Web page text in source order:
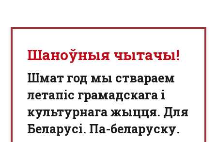
Шаноўныя чытачы!
Шмат год мы ствараем
летапіс грамадскага і
культурнага жыцця. Для
Беларусі. Па-беларуску.